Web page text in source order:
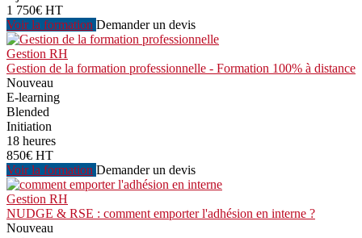
1 750€ HT
Voir la formation Demander un devis
Gestion RH
Gestion de la formation professionnelle - Formation 100% à distance
Nouveau
E-learning
Blended
Initiation
18 heures
850€ HT
Voir la formation Demander un devis
Gestion RH
NUDGE & RSE : comment emporter l'adhésion en interne ?
Nouveau